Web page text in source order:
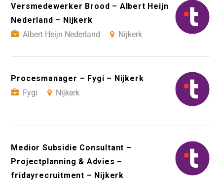
Versmedewerker Brood – Albert Heijn
Nederland – Nijkerk
Albert Heijn Nederland
Nijkerk
Procesmanager – Fygi – Nijkerk
Fygi
Nijkerk
Medior Subsidie Consultant –
Projectplanning & Advies –
fridayrecruitment – Nijkerk